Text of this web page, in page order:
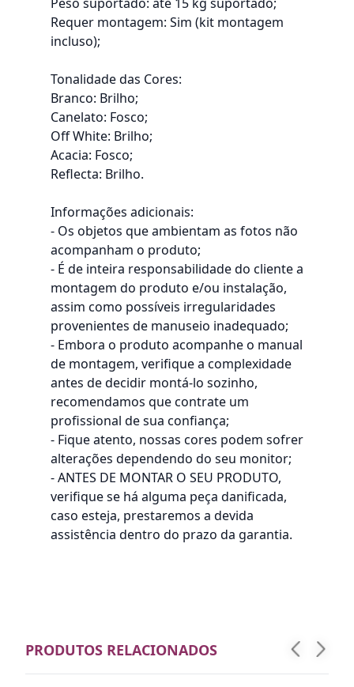
Requer montagem: Sim (kit montagem
incluso);
Tonalidade das Cores:
Branco: Brilho;
Canelato: Fosco;
Off White: Brilho;
Acacia: Fosco;
Reflecta: Brilho.
Informações adicionais:
- Os objetos que ambientam as fotos não
acompanham o produto;
- É de inteira responsabilidade do cliente a
montagem do produto e/ou instalação,
assim como possíveis irregularidades
provenientes de manuseio inadequado;
- Embora o produto acompanhe o manual
de montagem, verifique a complexidade
antes de decidir montá-lo sozinho,
recomendamos que contrate um
profissional de sua confiança;
- Fique atento, nossas cores podem sofrer
alterações dependendo do seu monitor;
- ANTES DE MONTAR O SEU PRODUTO,
verifique se há alguma peça danificada,
caso esteja, prestaremos a devida
assistência dentro do prazo da garantia.
PRODUTOS RELACIONADOS